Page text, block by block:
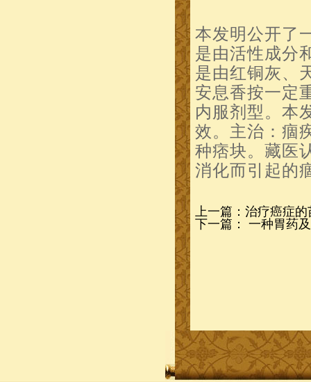
本发明公开了
是由活性成分
是由红铜灰、
安息香按一定
内服剂型。本
效。主治：痼
种痞块。藏医
消化而引起的
上一篇： 治疗癌症的
下一篇：
一种胃药